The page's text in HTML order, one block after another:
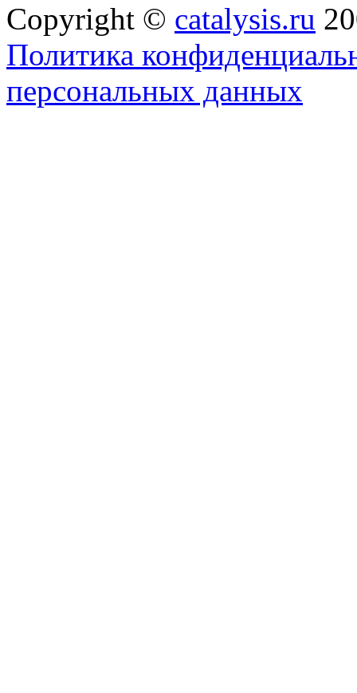
Copyright © catalysis.ru
Политика
персональных данных